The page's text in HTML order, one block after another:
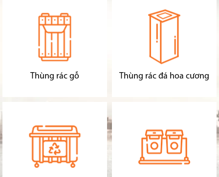
Thùng rác gỗ Thùng rác đá hoa cương